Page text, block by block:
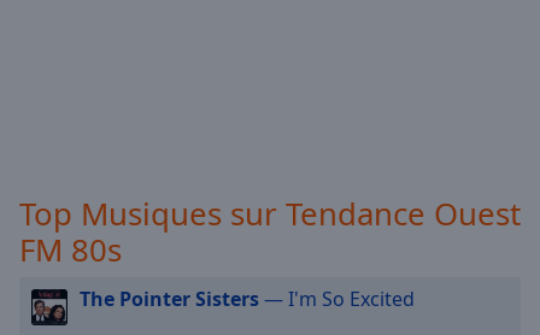
This
modal
window.
Top Musiques sur Tendance Ouest
FM 80s
The Pointer Sisters— I'm So Excited